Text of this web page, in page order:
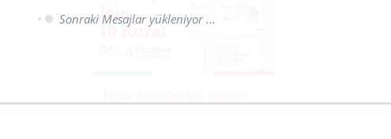
İyi Bir Portfolyo İçin 10 Kural